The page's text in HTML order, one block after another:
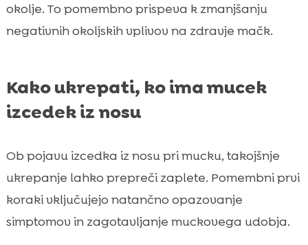
okolje. To pomembno prispeva k zmanjšanju
negativnih okoljskih vplivov na zdravje mačk.
Kako ukrepati, ko ima mucek
izcedek iz nosu
Ob pojavu izcedka iz nosu pri mucku, takojšnje
ukrepanje lahko prepreči zaplete. Pomembni prvi
koraki vključujejo natančno opazovanje
simptomov in zagotavljanje muckovega udobja.